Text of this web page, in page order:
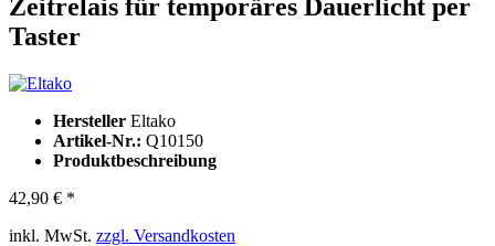
Zeitrelais für temporäres Dauerlicht per
Taster
Hersteller Eltako
Artikel-Nr.: Q10150
Produktbeschreibung
42,90 € *
inkl. MwSt. zzgl. Versandkosten